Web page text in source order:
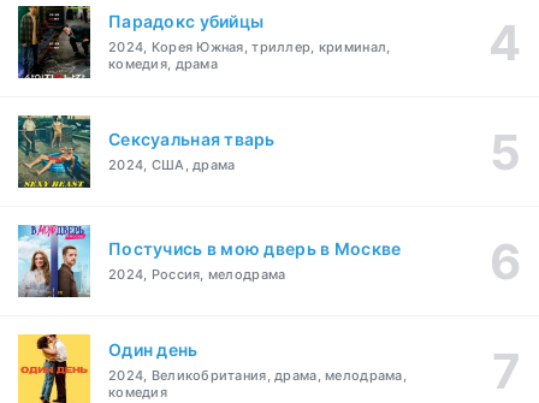
Парадокс убийцы
2024, Корея Южная, триллер, криминал,
комедия, драма
Сексуальная тварь
2024, США, драма
Постучись в мою дверь в Москве
2024, Россия, мелодрама
Один день
2024, Великобритания, драма, мелодрама,
комедия